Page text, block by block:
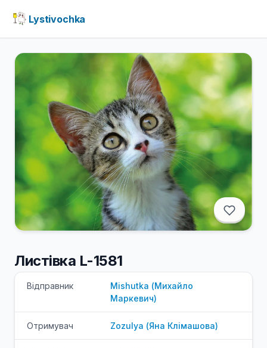
Lystivochka
Листівка L-1581
Відправник Mishutka (Михайло
Маркевич)
Отримувач Zozulya (Яна Клімашова)